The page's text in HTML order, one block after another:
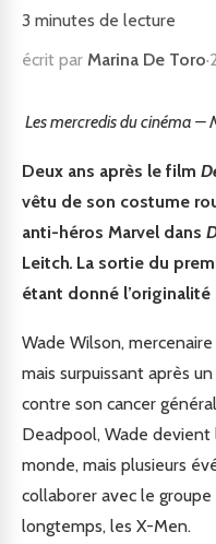
3 minutes de lecture
écrit par Marina De Toro·
Les mercredis du cinéma –
Deux ans après le film
vêtu de son costume
anti-héros Marvel dans
Leitch. La sortie du
étant donné
Wade Wilson,
mais surpuissant après
contre son cancer
Deadpool, Wade
monde, mais plusieurs
collaborer avec le
longtemps, les X-Men.